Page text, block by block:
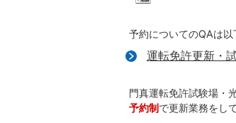
予約についてのQAは以
運転免許更新・
門真運転免許試験場・
予約制で更新業務をし